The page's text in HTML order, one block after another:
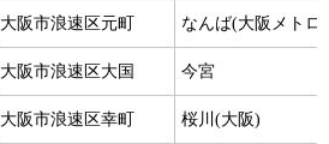
大阪市浪速区元町 なんば(大阪メトロ)
大阪市浪速区大国 今宮
大阪市浪速区幸町 桜川(大阪)